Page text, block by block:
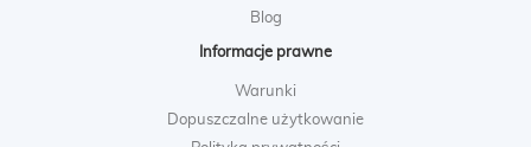
Blog
Informacje prawne
Warunki
Dopuszczalne użytkowanie